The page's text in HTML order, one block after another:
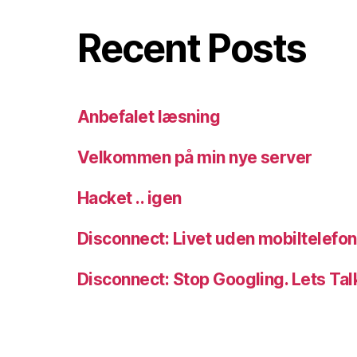
Recent Posts
Anbefalet læsning
Velkommen på min nye server
Hacket .. igen
Disconnect: Livet uden mobiltelefon
Disconnect: Stop Googling. Lets